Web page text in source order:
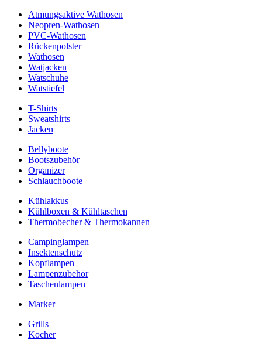
Atmungsaktive Wathosen
Neopren-Wathosen
PVC-Wathosen
Rückenpolster
Wathosen
Watjacken
Watschuhe
Watstiefel
T-Shirts
Sweatshirts
Jacken
Bellyboote
Bootszubehör
Organizer
Schlauchboote
Kühlakkus
Kühlboxen & Kühltaschen
Thermobecher & Thermokannen
Campinglampen
Insektenschutz
Kopflampen
Lampenzubehör
Taschenlampen
Marker
Grills
Kocher